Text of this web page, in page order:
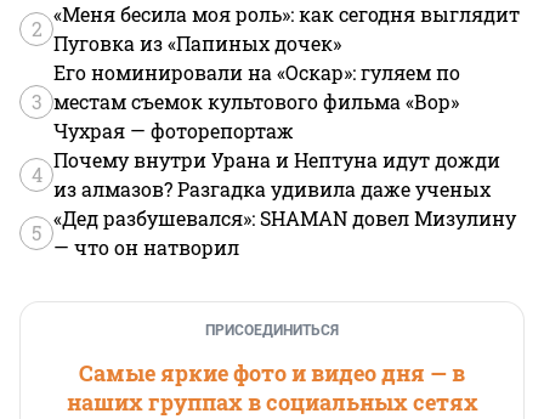
2
«Меня бесила моя роль»: как сегодня выглядит
Пуговка из «Папиных дочек»
3
Его номинировали на «Оскар»: гуляем по
местам съемок культового фильма «Вор»
Чухрая — фоторепортаж
4
Почему внутри Урана и Нептуна идут дожди
из алмазов? Разгадка удивила даже ученых
5
«Дед разбушевался»: SHAMAN довел Мизулину
— что он натворил
ПРИСОЕДИНИТЬСЯ
Самые яркие фото и видео дня — в
наших группах в социальных сетях